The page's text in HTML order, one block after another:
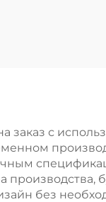
заказ с
производства,
без